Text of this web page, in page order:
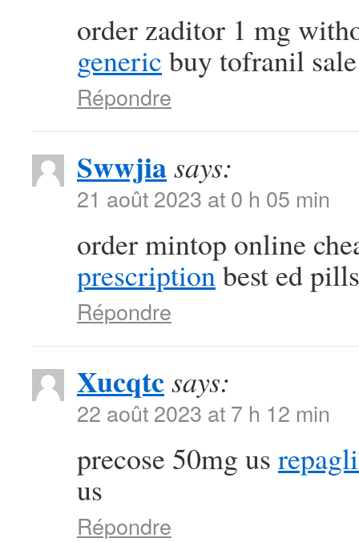
order zaditor 1 mg
generic buy tofranil sale
Répondre
Swwjiasays:
21 août 2023 at 0 h 05 min
order mintop online
prescriptionbest ed pills
Répondre
Xucqtcsays:
22 août 2023 at 7 h 12 min
precose 50mg us
us
Répondre